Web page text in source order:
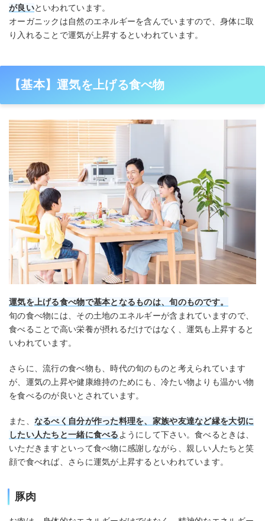
が良いといわれています。
オーガニックは自然のエネルギーを含んでいますので、身体に取
り入れることで運気が上昇するといわれています。
【基本】運気を上げる食べ物
運気を上げる食べ物で基本となるものは、旬のものです。
旬の食べ物には、その土地のエネルギーが含まれていますので、
食べることで高い栄養が摂れるだけではなく、運気も上昇すると
いわれています。
さらに、流行の食べ物も、時代の旬のものと考えられています
が、運気の上昇や健康維持のためにも、冷たい物よりも温かい物
を食べるのが良いとされています。
また、 なるべく自分が作った料理を、家族や友達など縁を大切に
したい人たちと一緒に食べる ようにして下さい。食べるときは、
いただきますといって食べ物に感謝しながら、親しい人たちと笑
顔で食べれば、さらに運気が上昇するといわれています。
豚肉